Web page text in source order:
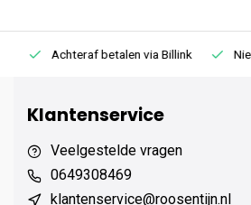
Achteraf betalen via Billink Niet
Klantenservice
Veelgestelde vragen
0649308469
klantenservice@roosentijn.nl